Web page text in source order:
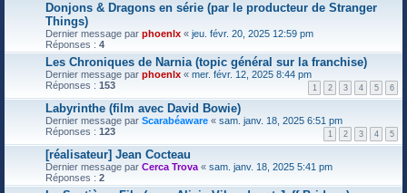
Donjons & Dragons en série (par le producteur de Stranger
Things)
Dernier message par phoenlx « jeu. févr. 20, 2025 12:59 pm
Réponses : 4
Les Chroniques de Narnia (topic général sur la franchise)
Dernier message par phoenlx « mer. févr. 12, 2025 8:44 pm
Réponses : 153 1 2 3 4 5 6
Labyrinthe (film avec David Bowie)
Dernier message par Scarabéaware « sam. janv. 18, 2025 6:51 pm
Réponses : 123 1 2 3 4 5
[réalisateur] Jean Cocteau
Dernier message par Cerca Trova « sam. janv. 18, 2025 5:41 pm
Réponses : 2